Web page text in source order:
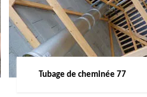
Tubage de cheminée 77